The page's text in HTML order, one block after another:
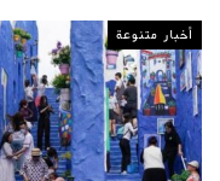
أخبار متنوعة